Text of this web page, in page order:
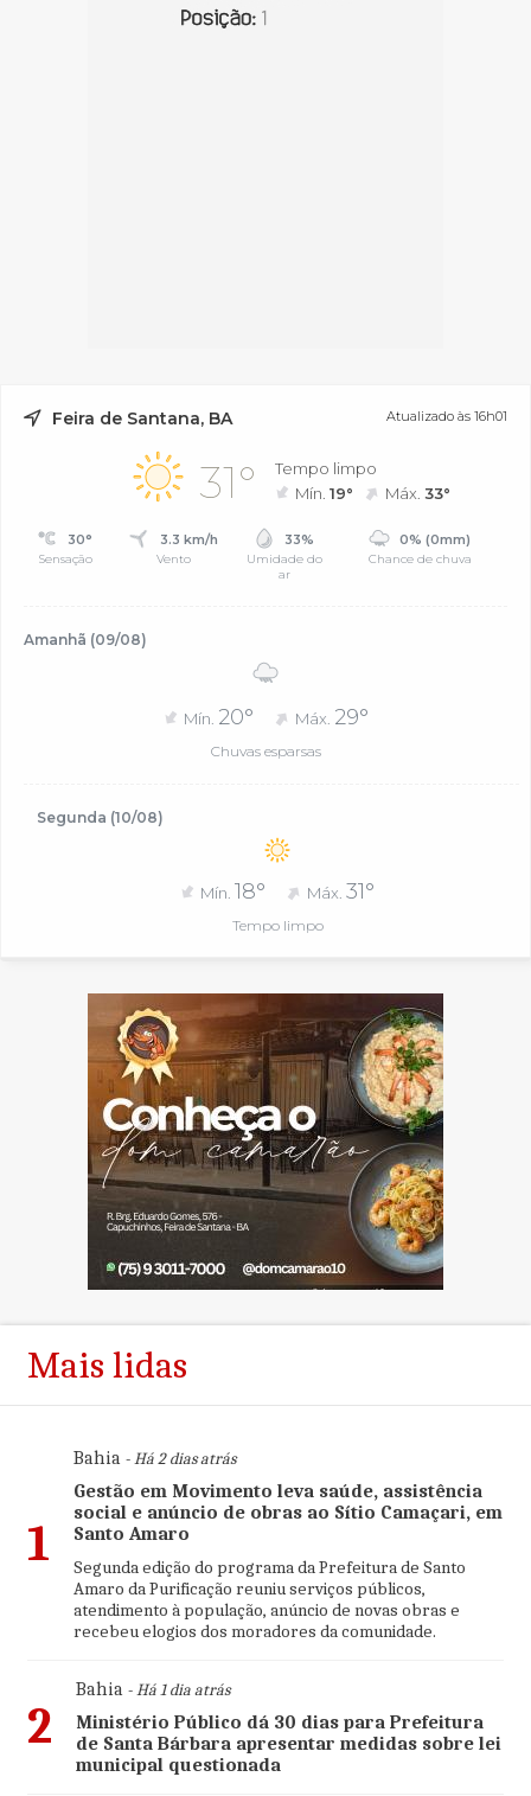
Feira de Santana, BA Atualizado às 16h01
31°
Tempo limpo
Mín.19° Máx.33°
30°
Sensação
3.3 km/h
Vento
33%
Umidade do
ar
0% (0mm)
Chance de chuva
Amanhã (09/08)
Mín. 20° Máx. 29°
Chuvas esparsas
Segunda (10/08)
Mín. 18° Máx.31°
Tempo limpo
Mais lidas
1
Bahia- Há 2 dias atrás
Gestão em Movimento leva saúde, assistência
social e anúncio de obras ao Sítio Camaçari, em
Santo Amaro
Segunda edição do programa da Prefeitura de Santo
Amaro da Purificação reuniu serviços públicos,
atendimento à população, anúncio de novas obras e
recebeu elogios dos moradores da comunidade.
2
Bahia- Há 1 dia atrás
Ministério Público dá 30 dias para Prefeitura
de Santa Bárbara apresentar medidas sobre lei
municipal questionada